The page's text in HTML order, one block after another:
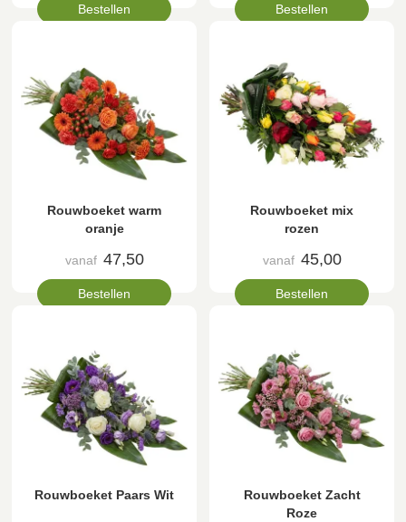
Bestellen Bestellen
Rouwboeket warm
oranje
vanaf 47,50
Bestellen
Rouwboeket mix
rozen
vanaf 45,00
Bestellen
Rouwboeket Paars Wit
Rouwboeket Zacht
Roze